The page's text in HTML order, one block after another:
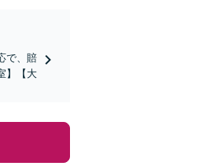
で、賠
】【大